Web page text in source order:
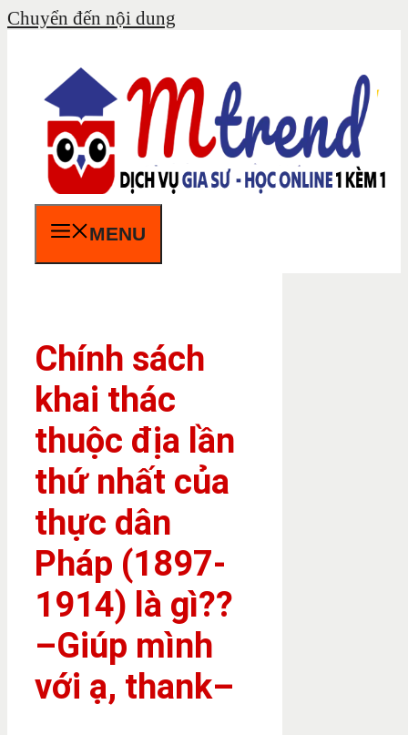
Chuyển đến nội dung
MENU
Chính sách
khai thác
thuộc địa lần
thứ nhất của
thực dân
Pháp (1897-
1914) là gì??
–Giúp mình
với ạ, thank–